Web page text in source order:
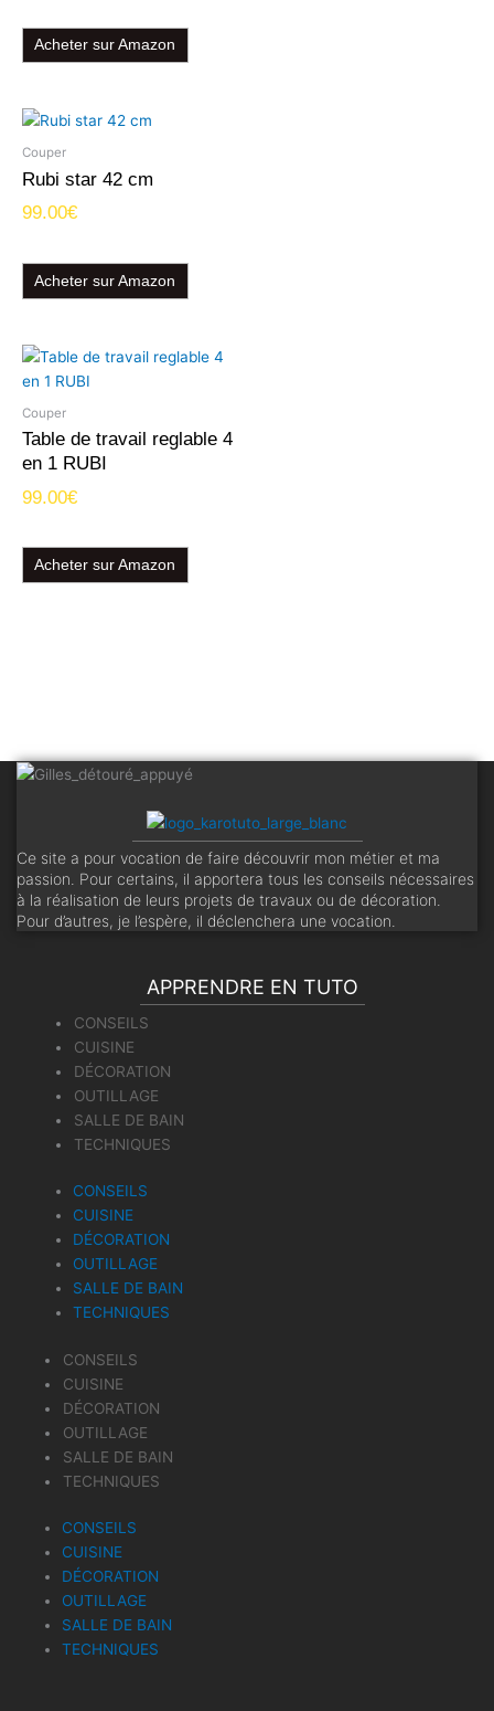
Acheter sur Amazon
Couper
Rubi star 42 cm
99.00€
Acheter sur Amazon
Couper
Table de travail reglable 4
en 1 RUBI
99.00€
Acheter sur Amazon
Ce site a pour vocation de faire découvrir mon métier et ma
passion. Pour certains, il apportera tous les conseils nécessaires
à la réalisation de leurs projets de travaux ou de décoration.
Pour d’autres, je l’espère, il déclenchera une vocation.
APPRENDRE EN TUTO
CONSEILS
CUISINE
DÉCORATION
OUTILLAGE
SALLE DE BAIN
TECHNIQUES
CONSEILS
CUISINE
DÉCORATION
OUTILLAGE
SALLE DE BAIN
TECHNIQUES
CONSEILS
CUISINE
DÉCORATION
OUTILLAGE
SALLE DE BAIN
TECHNIQUES
CONSEILS
CUISINE
DÉCORATION
OUTILLAGE
SALLE DE BAIN
TECHNIQUES